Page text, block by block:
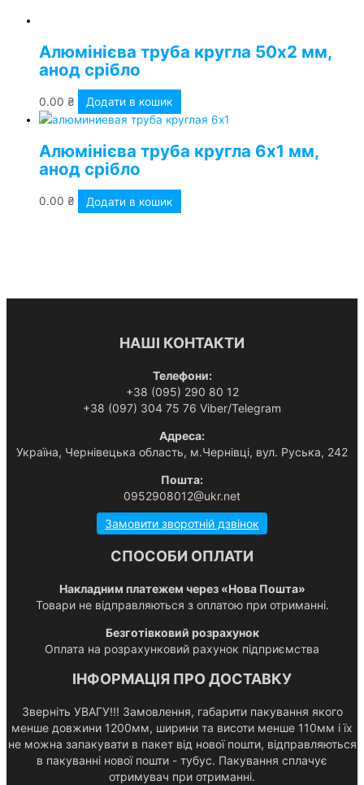
Алюмінієва труба кругла 50х2 мм,
анод срібло
0.00 ₴ Додати в кошик
Алюмінієва труба кругла 6х1 мм,
анод срібло
0.00 ₴ Додати в кошик
НАШІ КОНТАКТИ
Телефони:
+38 (095) 290 80 12
+38 (097) 304 75 76 Viber/Telegram
Адреса:
Українa, Чернівецька область, м.Чернівці, вул. Руська, 242
Пошта:
0952908012@ukr.net
Замовити зворотній дзвінок
СПОСОБИ ОПЛАТИ
Накладним платежем через «Нова Пошта»
Товари не відправляються з оплатою при отриманні.
Безготівковий розрахунок
Оплата на розрахунковий рахунок підприємства
ІНФОРМАЦІЯ ПРО ДОСТАВКУ
Зверніть УВАГУ!!! Замовлення, габарити пакування якого
менше довжини 1200мм, ширини та висоти менше 110мм і їх
не можна запакувати в пакет від нової пошти, відправляються
в пакуванні нової пошти - тубус. Пакування сплачує
отримувач при отриманні.